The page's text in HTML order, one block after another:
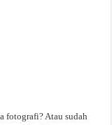
fotografi? Atau sudah